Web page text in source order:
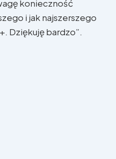
konieczność
i jak najszerszego
Dziękuję bardzo”.